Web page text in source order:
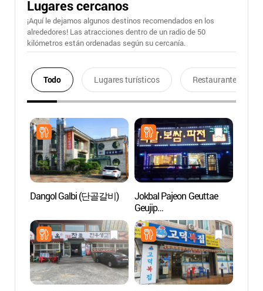
Lugares cercanos
¡Aquí le dejamos algunos destinos recomendados en los
alrededores! Las atracciones dentro de un radio de 50
kilómetros están ordenadas según su cercanía.
Todo Lugares turísticos Restaurantes
Dangol Galbi (단골갈비)
Jokbal Pajeon Geuttae
Geujip
(족발파전그때그집)